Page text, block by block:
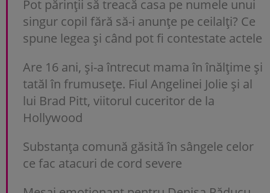
Pot părinții să treacă casa pe numele unui
singur copil fără să-i anunțe pe ceilalți? Ce
spune legea și când pot fi contestate actele
Are 16 ani, și-a întrecut mama în înălțime și
tatăl în frumusețe. Fiul Angelinei Jolie și al
lui Brad Pitt, viitorul cuceritor de la
Hollywood
Substanța comună găsită în sângele celor
ce fac atacuri de cord severe